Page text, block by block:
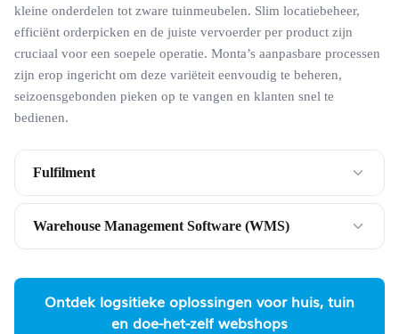
kleine onderdelen tot zware tuinmeubelen. Slim locatiebeheer,
efficiënt orderpicken en de juiste vervoerder per product zijn
cruciaal voor een soepele operatie. Monta’s aanpasbare processen
zijn erop ingericht om deze variëteit eenvoudig te beheren,
seizoensgebonden pieken op te vangen en klanten snel te
bedienen.
Fulfilment
Warehouse Management Software (WMS)
Ontdek logsitieke oplossingen voor huis, tuin
en doe-het-zelf webshops